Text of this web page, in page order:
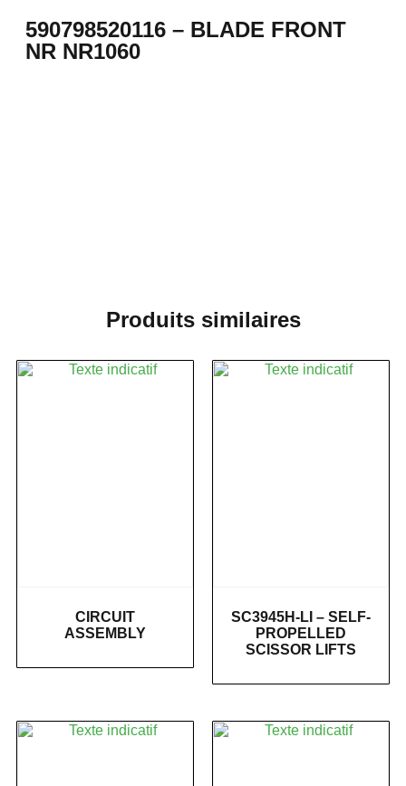
590798520116 – BLADE FRONT
NR NR1060
Produits similaires
CIRCUIT
ASSEMBLY
SC3945H-LI – SELF-
PROPELLED
SCISSOR LIFTS